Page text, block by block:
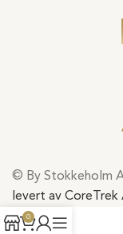
© By Stokkeholm
levert av CoreTrek
0